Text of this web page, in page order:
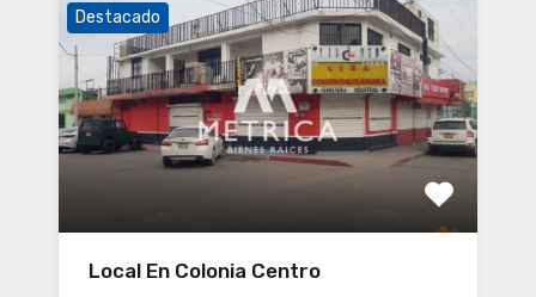
Destacado
Local En Colonia Centro